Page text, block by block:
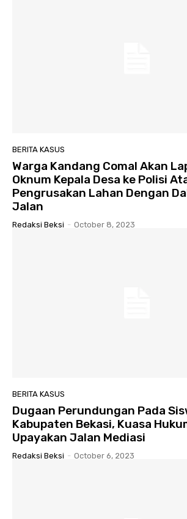
BERITA KASUS
Warga Kandang Comal Akan
Oknum Kepala Desa ke Polisi
Pengrusakan Lahan Dengan
Jalan
Redaksi Beksi - October 8, 2023
BERITA KASUS
Dugaan Perundungan Pada
Kabupaten Bekasi, Kuasa
Upayakan Jalan Mediasi
Redaksi Beksi - October 6, 2023